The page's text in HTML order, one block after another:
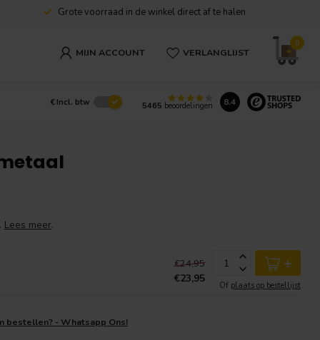
Grote voorraad in de winkel direct af te halen
MIJN ACCOUNT VERLANGLIJST
0
€ Incl. btw 5465 beoordelingen 8.4
Lees meer.
€24,95
€23,95
+
Of plaats op bestellijst
bestellen? - Whatsapp Ons!